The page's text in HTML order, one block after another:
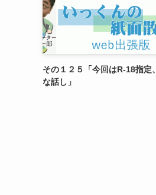
その１２５「今回はR-18指定、
な話し」